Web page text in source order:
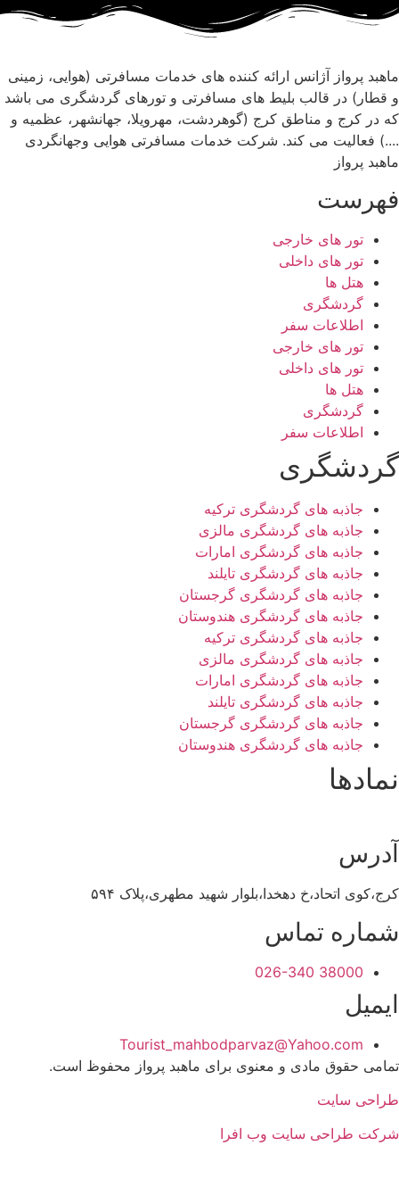
ماهبد پرواز آژانس ارائه کننده های خدمات مسافرتی (هوایی، زمینی
و قطار) در قالب بلیط های مسافرتی و تورهای گردشگری می باشد
که در کرج و مناطق کرج (گوهردشت، مهرویلا، جهانشهر، عظمیه و
....) فعالیت می کند. شرکت خدمات مسافرتی هوایی وجهانگردی
ماهبد پرواز
فهرست
تور های خارجی
تور های داخلی
هتل ها
گردشگری
اطلاعات سفر
تور های خارجی
تور های داخلی
هتل ها
گردشگری
اطلاعات سفر
گردشگری
جاذبه های گردشگری ترکیه
جاذبه های گردشگری مالزی
جاذبه های گردشگری امارات
جاذبه های گردشگری تایلند
جاذبه های گردشگری گرجستان
جاذبه های گردشگری هندوستان
جاذبه های گردشگری ترکیه
جاذبه های گردشگری مالزی
جاذبه های گردشگری امارات
جاذبه های گردشگری تایلند
جاذبه های گردشگری گرجستان
جاذبه های گردشگری هندوستان
نمادها
آدرس
کرج،کوی اتحاد،خ دهخدا،بلوار شهید مطهری،پلاک ۵۹۴
شماره تماس
38000 026-340
ایمیل
Tourist_mahbodparvaz@Yahoo.com
تمامی حقوق مادی و معنوی برای ماهبد پرواز محفوظ است.
طراحی سایت
شرکت طراحی سایت وب افرا